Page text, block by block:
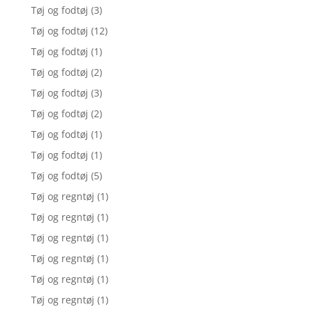
Tøj og fodtøj (3)
Tøj og fodtøj (12)
Tøj og fodtøj (1)
Tøj og fodtøj (2)
Tøj og fodtøj (3)
Tøj og fodtøj (2)
Tøj og fodtøj (1)
Tøj og fodtøj (1)
Tøj og fodtøj (5)
Tøj og regntøj (1)
Tøj og regntøj (1)
Tøj og regntøj (1)
Tøj og regntøj (1)
Tøj og regntøj (1)
Tøj og regntøj (1)